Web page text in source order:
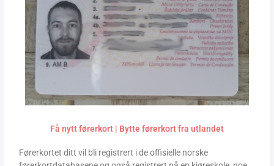
Få nytt førerkort | Bytte førerkort fra utlandet
Førerkortet ditt vil bli registrert i de offisielle norske